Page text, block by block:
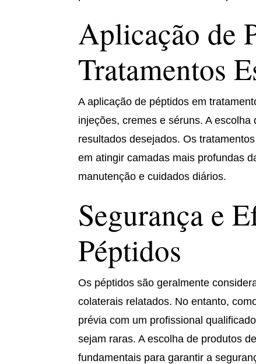
Aplicação de
Tratamentos
A aplicação de péptidos em
injeções, cremes e séruns. A
resultados desejados. Os
em atingir camadas mais profundas
manutenção e cuidados diários.
Segurança e
Péptidos
Os péptidos são geralmente
colaterais relatados. No entanto,
prévia com um profissional
sejam raras. A escolha de produtos
fundamentais para garantir a